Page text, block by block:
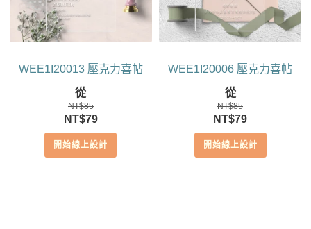
WEE1I20013 壓克力喜帖
從
NT$85
原
始
價
NT$79目
前
價
開始線上設計
WEE1I20006 壓克力喜帖
從
NT$85
原
始
價
NT$79目
前
價
開始線上設計